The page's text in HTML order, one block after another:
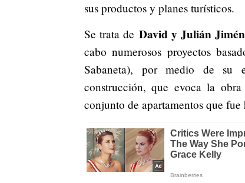
sus productos y planes turísticos.
Se trata de David y Julián
cabo numerosos proyectos
Sabaneta), por medio de su
construcción, que evoca la
conjunto de apartamentos que fue